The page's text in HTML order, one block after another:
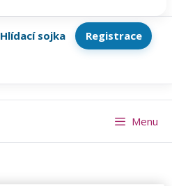
Hlídací sojka
Registrace
Menu